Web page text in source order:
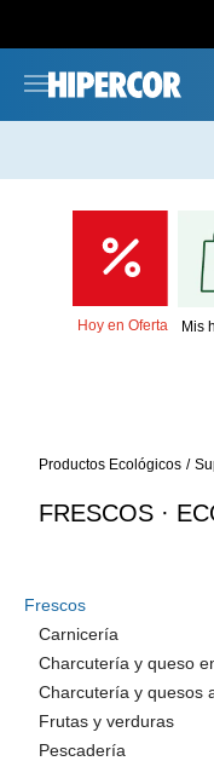
Hoy en Oferta Mis
Productos Ecológicos
FRESCOS ·
Frescos
Carnicería
Charcutería y queso
Charcutería y quesos
Frutas y verduras
Pescadería